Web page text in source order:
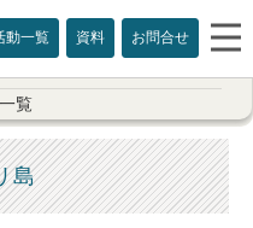
動一覧 資料 お問合せ
覧
島